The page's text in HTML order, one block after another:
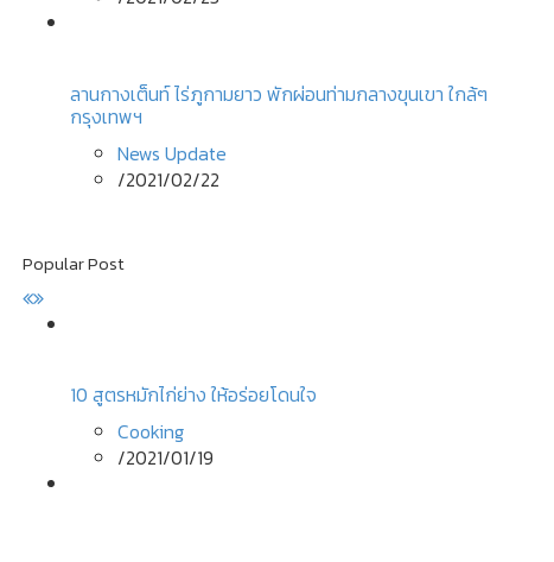
ลานกางเต็นท์ ไร่ภูกามยาว พักผ่อนท่ามกลางขุนเขา ใกล้ๆ
กรุงเทพฯ
News Update
/2021/02/22
Popular Post
10 สูตรหมักไก่ย่าง ให้อร่อยโดนใจ
Cooking
/2021/01/19